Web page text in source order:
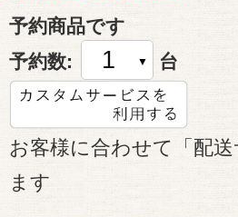
予約商品です
予約数:
台
お客様に合わせて「配
ます